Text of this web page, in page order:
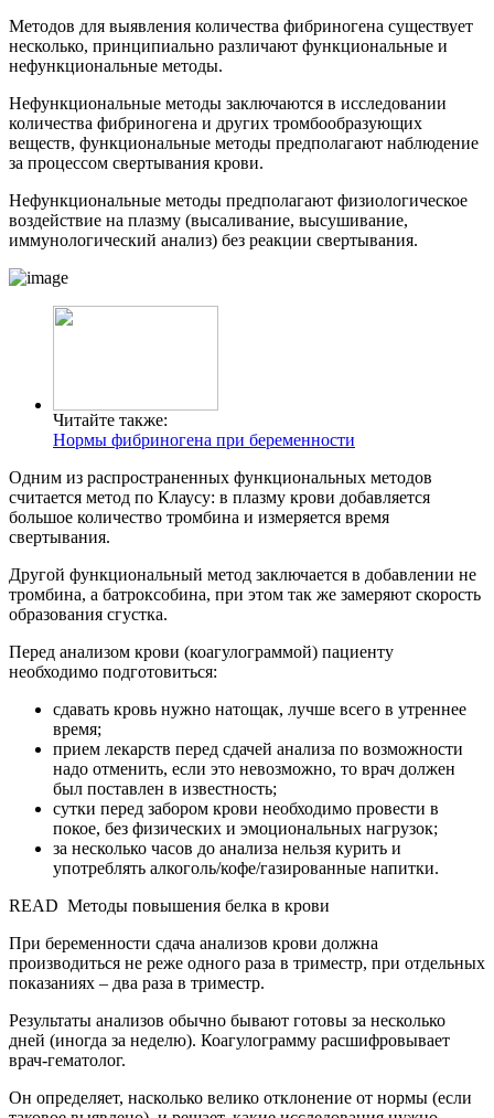
Методов для выявления количества фибриногена существует
несколько, принципиально различают функциональные и
нефункциональные методы.
Нефункциональные методы заключаются в исследовании
количества фибриногена и других тромбообразующих
веществ, функциональные методы предполагают наблюдение
за процессом свертывания крови.
Нефункциональные методы предполагают физиологическое
воздействие на плазму (высаливание, высушивание,
иммунологический анализ) без реакции свертывания.
Читайте также:
Нормы фибриногена при беременности
Одним из распространенных функциональных методов
считается метод по Клаусу: в плазму крови добавляется
большое количество тромбина и измеряется время
свертывания.
Другой функциональный метод заключается в добавлении не
тромбина, а батроксобина, при этом так же замеряют скорость
образования сгустка.
Перед анализом крови (коагулограммой) пациенту
необходимо подготовиться:
сдавать кровь нужно натощак, лучше всего в утреннее
время;
прием лекарств перед сдачей анализа по возможности
надо отменить, если это невозможно, то врач должен
был поставлен в известность;
сутки перед забором крови необходимо провести в
покое, без физических и эмоциональных нагрузок;
за несколько часов до анализа нельзя курить и
употреблять алкоголь/кофе/газированные напитки.
READ Методы повышения белка в крови
При беременности сдача анализов крови должна
производиться не реже одного раза в триместр, при отдельных
показаниях – два раза в триместр.
Результаты анализов обычно бывают готовы за несколько
дней (иногда за неделю). Коагулограмму расшифровывает
врач-гематолог.
Он определяет, насколько велико отклонение от нормы (если